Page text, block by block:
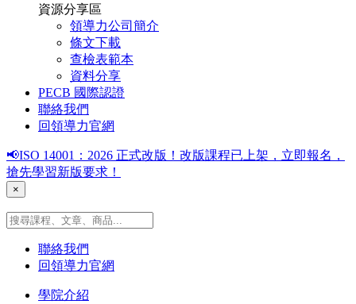
資源分享區
領導力公司簡介
條文下載
查檢表範本
資料分享
PECB 國際認證
聯絡我們
回領導力官網
📢ISO 14001：2026 正式改版！改版課程已上架，立即報名，
搶先學習新版要求！
×
聯絡我們
回領導力官網
學院介紹